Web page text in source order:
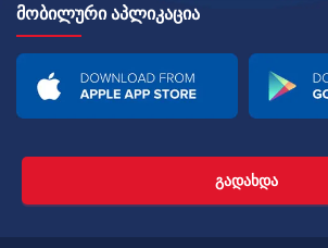
ᲛᲝᲑᲘᲚᲣᲠᲘ ᲐᲞᲚᲘᲙᲐᲪᲘᲐ
ᲒᲐᲓᲐᲮᲓᲐ